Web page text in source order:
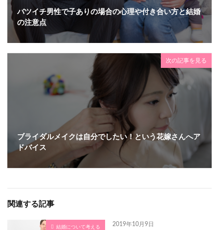
バツイチ男性で子ありの場合の心理や付き合い方と結婚
の注意点
次の記事を見る
ブライダルメイクは自分でしたい！という花嫁さんへア
ドバイス
関連する記事
結婚について考える 2019年10月9日